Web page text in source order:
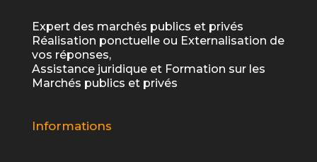
Expert des marchés publics et privés
Réalisation ponctuelle ou Externalisation de
vos réponses,
Assistance juridique et Formation sur les
Marchés publics et privés
Informations